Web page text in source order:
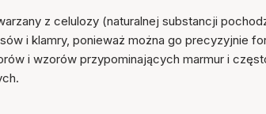
z celulozy (naturalnej substancji
i klamry, ponieważ można go precyzyjnie
i wzorów przypominających marmur i